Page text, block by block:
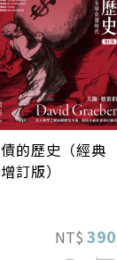
債的歷史（經典
增訂版）
NT$ 390